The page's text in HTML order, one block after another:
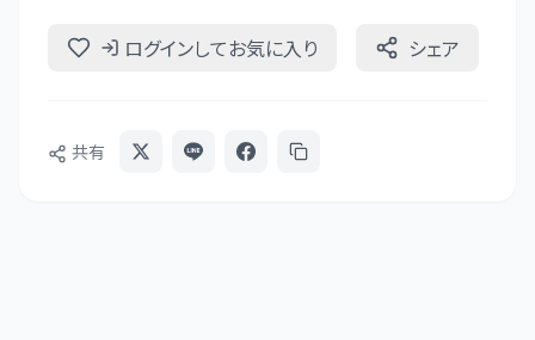
ログインしてお気に入り シェア
共有